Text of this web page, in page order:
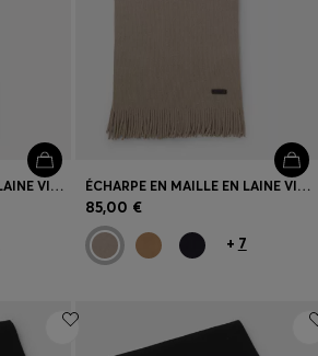
ÉCHARPE EN MAILLE EN LAINE VIERGE AVEC LOGO ÉCHARPE EN MAILLE EN LAINE VIERGE AVEC LOGO
85,00 €
+ 7